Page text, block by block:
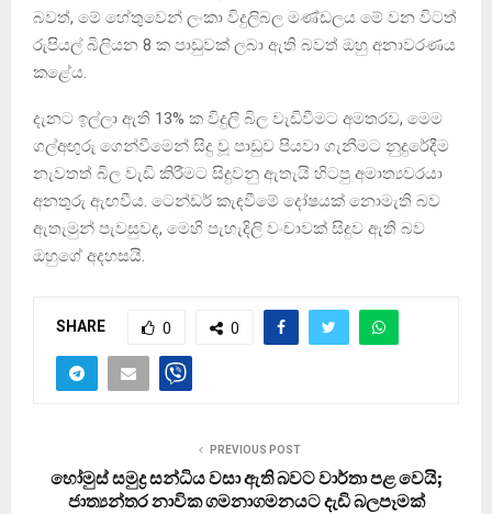
බවත්, මේ හේතුවෙන් ලංකා විදුලිබල මණ්ඩලය මේ වන විටත්
රුපියල් බිලියන 8 ක පාඩුවක් ලබා ඇති බවත් ඔහු අනාවරණය
කළේය.
දැනට ඉල්ලා ඇති 13% ක විදුලි බිල වැඩිවීමට අමතරව, මෙම
ගල්අඟුරු ගෙන්වීමෙන් සිදු වූ පාඩුව පියවා ගැනීමට නුදුරේදීම
නැවතත් බිල වැඩි කිරීමට සිදුවනු ඇතැයි හිටපු අමාත්‍යවරයා
අනතුරු ඇඟවීය. ටෙන්ඩර් කැඳවීමේ දෝෂයක් නොමැති බව
ඇතැමුන් පැවසුවද, මෙහි පැහැදිලි වංචාවක් සිදුව ඇති බව
ඔහුගේ අදහසයි.
SHARE 0 0
PREVIOUS POST
හෝමුස් සමුද්‍ර සන්ධිය වසා ඇති බවට වාර්තා පළ වෙයි;
ජාත්‍යන්තර නාවික ගමනාගමනයට දැඩි බලපෑමක්